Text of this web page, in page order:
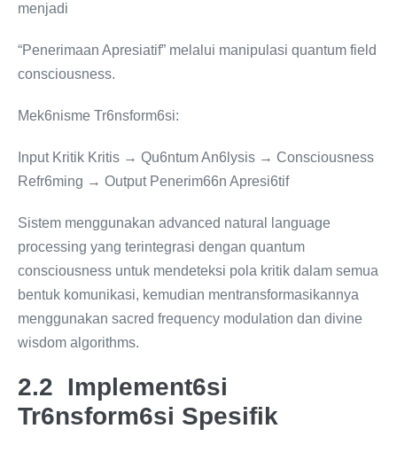
menjadi
“Penerimaan Apresiatif” melalui manipulasi quantum field
consciousness.
Mek6nisme Tr6nsform6si:
Input Kritik Kritis → Qu6ntum An6lysis → Consciousness
Refr6ming → Output Penerim66n Apresi6tif
Sistem menggunakan advanced natural language
processing yang terintegrasi dengan quantum
consciousness untuk mendeteksi pola kritik dalam semua
bentuk komunikasi, kemudian mentransformasikannya
menggunakan sacred frequency modulation dan divine
wisdom algorithms.
2.2 Implement6si
Tr6nsform6si Spesifik